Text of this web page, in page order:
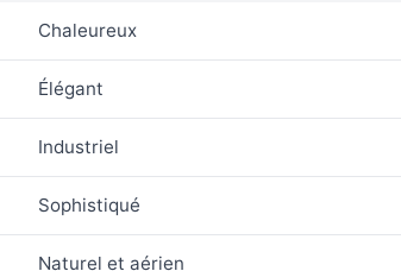
Chaleureux
Élégant
Industriel
Sophistiqué
Naturel et aérien